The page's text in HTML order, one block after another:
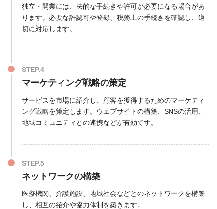
独立・開業には、法的な手続きや許可が必要になる場合があ
ります。必要な許認可や登録、税務上の手続きを確認し、適
切に対応します。
マーケティング戦略の策定
サービスを市場に紹介し、顧客を獲得するためのマーケティ
ング戦略を策定します。ウェブサイトの構築、SNSの活用、
地域コミュニティとの連携などが有効です。
ネットワークの構築
医療機関、介護施設、地域社会などとのネットワークを構築
し、相互の紹介や協力体制を築きます。